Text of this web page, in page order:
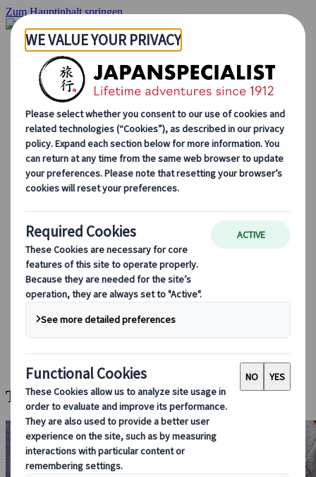
Zum Hauptinhalt springen
Startseite
Rundreisen
Individuelle Reisen
Gruppenreisen
Selbstfahrerreisen
Ausflüge
Maßgeschneiderte Gruppenreisen
Japan Rail Pass
Wie wir arbeiten
Über uns
Treffen Sie unser Team
Werden Sie Teil unseres Teams
Saisonale Reisetipps
Highlights des Reiseziels
Kulturelle Einblicke
Kulinarische Erlebnisse
Entdecke Japan mit dem Zug
Häufig gestellte Fragen
Wichtige Informationen
Etikette in Japan
Autofahren in Japan
Bei uns buchen
Japan Rail Pass
Unterkunft
Online-Beratung
Teezeremonie in Uji, Kyoto